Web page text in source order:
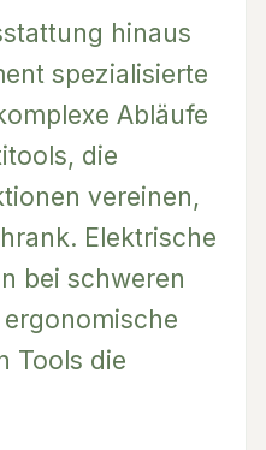
hinaus
spezialisierte
Abläufe
die
vereinen,
Elektrische
bei schweren
Tools die